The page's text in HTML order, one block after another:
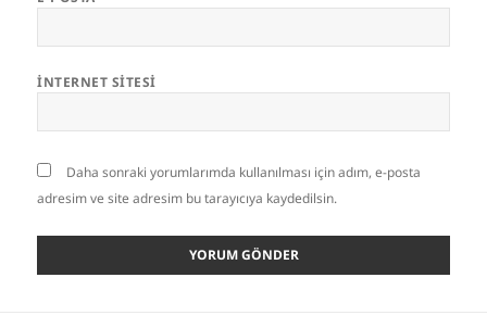
İNTERNET SITESI
Daha sonraki yorumlarımda kullanılması için adım, e-posta
adresim ve site adresim bu tarayıcıya kaydedilsin.